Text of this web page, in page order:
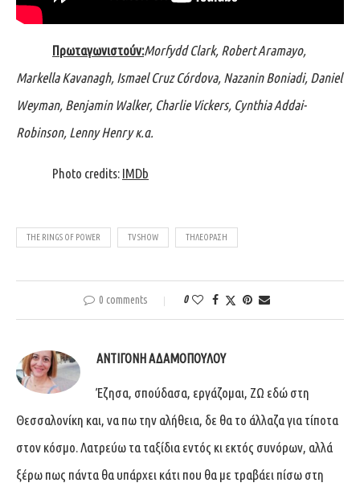
Πρωταγωνιστούν:Morfydd Clark, Robert Aramayo,
Markella Kavanagh, Ismael Cruz Córdova, Nazanin Boniadi, Daniel
Weyman, Benjamin Walker, Charlie Vickers, Cynthia Addai-
Robinson, Lenny Henry κ.α.
Photo credits: IMDb
THE RINGS OF POWER TV SHOW ΤΗΛΕΌΡΑΣΗ
0 comments 0
ΑΝΤΙΓΌΝΗ ΑΔΑΜΟΠΟΎΛΟΥ
Έζησα, σπούδασα, εργάζομαι, ΖΩ εδώ στη
Θεσσαλονίκη και, να πω την αλήθεια, δε θα το άλλαζα για τίποτα
στον κόσμο. Λατρεύω τα ταξίδια εντός κι εκτός συνόρων, αλλά
ξέρω πως πάντα θα υπάρχει κάτι που θα με τραβάει πίσω στη